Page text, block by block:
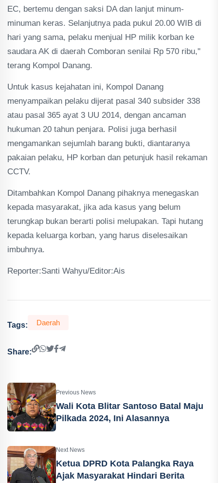
EC, bertemu dengan saksi DA dan lanjut minum-
minuman keras. Selanjutnya pada pukul 20.00 WIB di
hari yang sama, pelaku menjual HP milik korban ke
saudara AK di daerah Comboran senilai Rp 570 ribu,"
terang Kompol Danang.
Untuk kasus kejahatan ini, Kompol Danang
menyampaikan pelaku dijerat pasal 340 subsider 338
atau pasal 365 ayat 3 UU 2014, dengan ancaman
hukuman 20 tahun penjara. Polisi juga berhasil
mengamankan sejumlah barang bukti, diantaranya
pakaian pelaku, HP korban dan petunjuk hasil rekaman
CCTV.
Ditambahkan Kompol Danang pihaknya menegaskan
kepada masyarakat, jika ada kasus yang belum
terungkap bukan berarti polisi melupakan. Tapi hutang
kepada keluarga korban, yang harus diselesaikan
imbuhnya.
Reporter:Santi Wahyu/Editor:Ais
Tags: Daerah
Share:
Previous News
Wali Kota Blitar Santoso Batal Maju
Pilkada 2024, Ini Alasannya
Next News
Ketua DPRD Kota Palangka Raya
Ajak Masyarakat Hindari Berita